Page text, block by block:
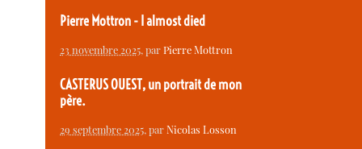
Pierre Mottron - I almost died
23 novembre 2025, parPierre Mottron
CASTERUS OUEST, un portrait de mon
père.
29 septembre 2025, parNicolas Losson